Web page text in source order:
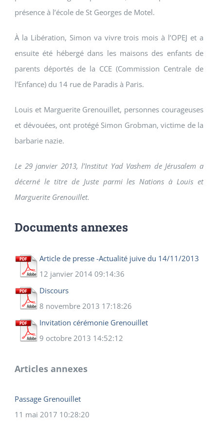
présence à l’école de St Georges de Motel.
À la Libération, Simon va vivre trois mois à l’OPEJ et a
ensuite été hébergé dans les maisons des enfants de
parents déportés de la CCE (Commission Centrale de
l’Enfance) du 14 rue de Paradis à Paris.
Louis et Marguerite Grenouillet, personnes courageuses
et dévouées, ont protégé Simon Grobman, victime de la
barbarie nazie.
Le 29 janvier 2013, l’Institut Yad Vashem de Jérusalem a
décerné le titre de Juste parmi les Nations à Louis et
Marguerite Grenouillet.
Documents annexes
Article de presse -Actualité juive du 14/11/2013
12 janvier 2014 09:14:36
Discours
8 novembre 2013 17:18:26
Invitation cérémonie Grenouillet
9 octobre 2013 14:52:12
Articles annexes
Passage Grenouillet
11 mai 2017 10:28:20